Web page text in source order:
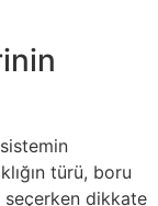
türü, boru
seçerken dikkate